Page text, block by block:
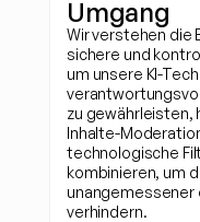
Umgang
Wir verstehen die
sichere und
um unsere KI-
zu gewährleisten,
Inhalte-
technologische
kombinieren, um
unangemessener
verhindern.